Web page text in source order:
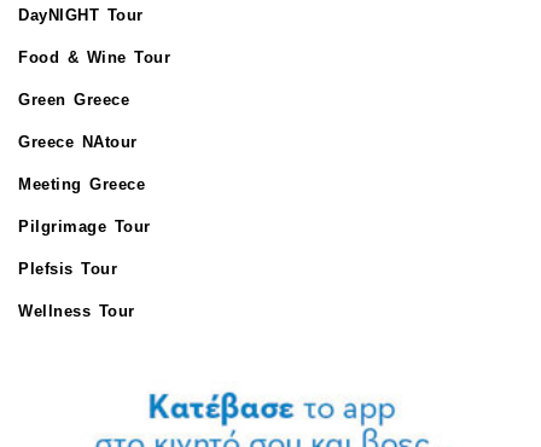
DayNIGHT Tour
Food & Wine Tour
Green Greece
Greece NAtour
Meeting Greece
Pilgrimage Tour
Plefsis Tour
Wellness Tour